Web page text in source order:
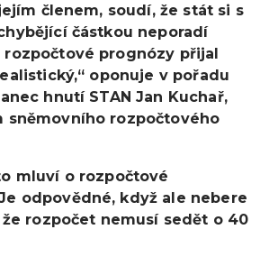
členem, soudí, že stát si s
částkou neporadí
rozpočtové prognózy přijal
oponuje v pořadu
hnutí STAN Jan Kuchař,
sněmovního rozpočtového
mluví o rozpočtové
odpovědné, když ale nebere
rozpočet nemusí sedět o 40